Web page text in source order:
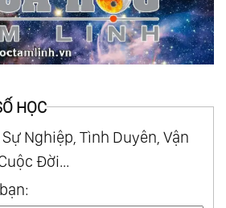
HỌC
Nghiệp, Tình Duyên, Vận
Đời...